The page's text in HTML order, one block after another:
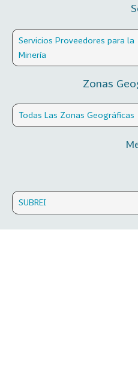
Servicios Proveedores para la
Minería
Zonas
Todas Las Zonas Geográficas
SUBREI